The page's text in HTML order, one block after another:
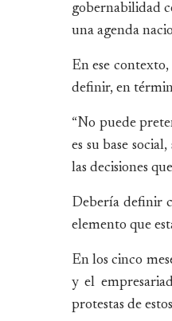
gobernabilidad
una agenda
En ese
definir, en
“No puede
es su base
las decisiones
Debería definir
elemento que
En los cinco
y el
protestas de